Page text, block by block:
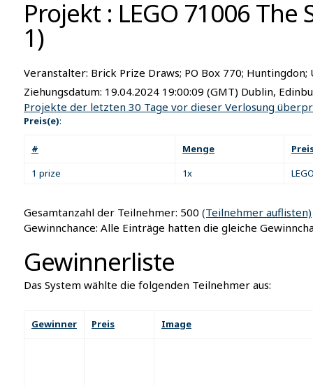
Projekt : LEGO 71006
1)
Veranstalter: Brick Prize Draws; PO Box 770;
Ziehungsdatum: 19.04.2024 19:00:09 (GMT) Dublin,
Projekte der letzten 30 Tage vor dieser Verlosung
Preis(e):
# Menge
1 prize
1x
Gesamtanzahl der Teilnehmer: 500 (Teilnehmer auflisten)
Gewinnchance: Alle Einträge hatten die gleiche
Gewinnerliste
Das System wählte die folgenden Teilnehmer aus:
Gewinner Preis Image